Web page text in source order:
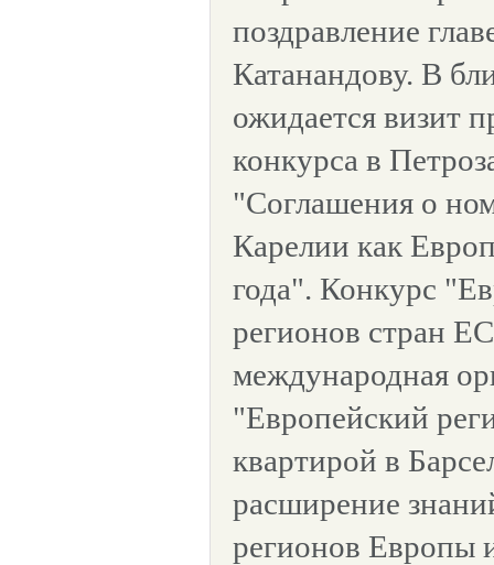
поздравление
Катанандову. В
ожидается визит
конкурса в
"Соглашения о
Карелии как
года". Конкурс
регионов стран
международная
"Европейский
квартирой в
расширение
регионов Европы